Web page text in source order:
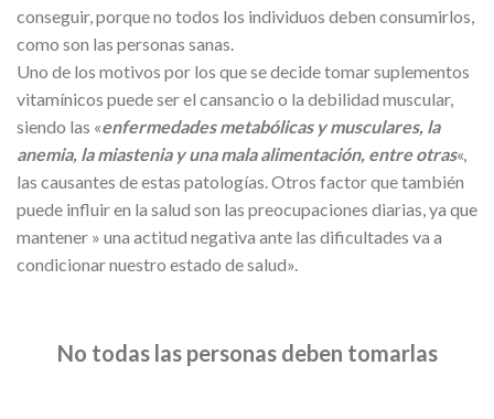
conseguir, porque no todos los individuos deben consumirlos,
como son las personas sanas.
Uno de los motivos por los que se decide tomar suplementos
vitamínicos puede ser el cansancio o la debilidad muscular,
siendo las «enfermedades metabólicas y musculares, la
anemia, la miastenia y una mala alimentación, entre otras«,
las causantes de estas patologías. Otros factor que también
puede influir en la salud son las preocupaciones diarias, ya que
mantener » una actitud negativa ante las dificultades va a
condicionar nuestro estado de salud».
No todas las personas deben tomarlas